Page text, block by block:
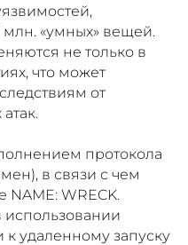
«умных» вещей.
не только в
что может
от
протокола
в связи с чем
WRECK.
к удаленному запуску